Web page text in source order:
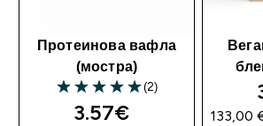
Протеинова вафла
(мостра)
5 out of 5 stars
(2)
3.57€‎ 133,00